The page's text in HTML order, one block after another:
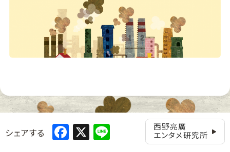
シェアする Facebook
X Line
西野亮廣
エンタメ研究所